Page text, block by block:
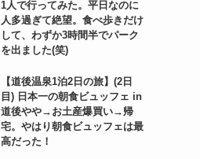
1人で行ってみた。平日なのに
人多過ぎて絶望。食べ歩きだけ
して、わずか3時間半でパーク
を出ました(笑)
【道後温泉1泊2日の旅】(2日
目) 日本一の朝食ビュッフェ in
道後やや→お土産爆買い→帰
宅。やはり朝食ビュッフェは最
高だった！